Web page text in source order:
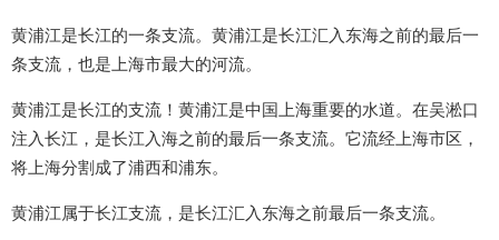
黄浦江是长江的一条支流。黄浦江是长江汇入东海之前的最后一
条支流，也是上海市最大的河流。
黄浦江是长江的支流！黄浦江是中国上海重要的水道。在吴淞口
注入长江，是长江入海之前的最后一条支流。它流经上海市区，
将上海分割成了浦西和浦东。
黄浦江属于长江支流，是长江汇入东海之前最后一条支流。